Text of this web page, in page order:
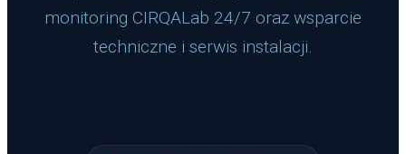
monitoring CIRQALab 24/7 oraz wsparcie
techniczne i serwis instalacji.